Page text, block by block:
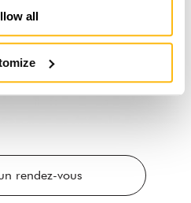
all
rendez-vous